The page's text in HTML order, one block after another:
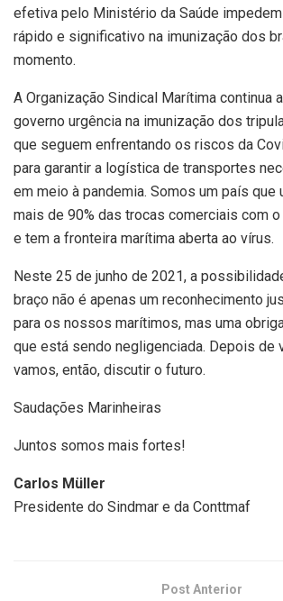
efetiva pelo Ministério da Saúde impedem
rápido e significativo na imunização dos
momento.
A Organização Sindical Marítima continua
governo urgência na imunização dos
que seguem enfrentando os riscos da
para garantir a logística de transportes
em meio à pandemia. Somos um país que
mais de 90% das trocas comerciais com
e tem a fronteira marítima aberta ao vírus.
Neste 25 de junho de 2021, a
braço não é apenas um reconhecimento
para os nossos marítimos, mas uma
que está sendo negligenciada. Depois de
vamos, então, discutir o futuro.
Saudações Marinheiras
Juntos somos mais fortes!
Carlos Müller
Presidente do Sindmar e da Conttmaf
Post Anterior